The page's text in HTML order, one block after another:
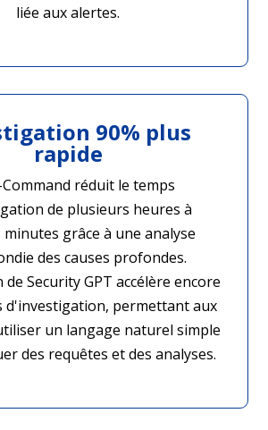
liée aux alertes.
90% plus
rapide
réduit le temps
de plusieurs heures à
grâce à une analyse
des causes profondes.
Security GPT accélère encore
d'investigation, permettant aux
un langage naturel simple
des requêtes et des analyses.